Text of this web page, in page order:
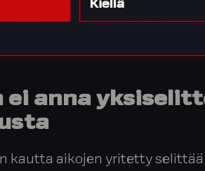
Kiellä
koetun palkitsemisen kulmakivi.
ei anna
kautta aikojen yritetty